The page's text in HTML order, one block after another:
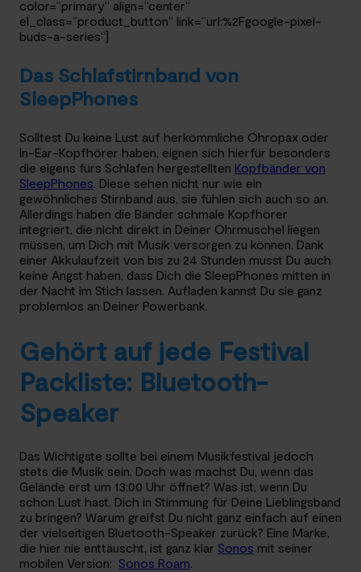
color=“primary“ align=“center“
el_class=“product_button“ link=“url:%2Fgoogle-pixel-
buds-a-series“]
Das Schlafstirnband von
SleepPhones
Solltest Du keine Lust auf herkömmliche Ohropax oder
In-Ear-Kopfhörer haben, eignen sich hierfür besonders
die eigens fürs Schlafen hergestellten Kopfbänder von
SleepPhones. Diese sehen nicht nur wie ein
gewöhnliches Stirnband aus, sie fühlen sich auch so an.
Allerdings haben die Bänder schmale Kopfhörer
integriert, die nicht direkt in Deiner Ohrmuschel liegen
müssen, um Dich mit Musik versorgen zu können. Dank
einer Akkulaufzeit von bis zu 24 Stunden musst Du auch
keine Angst haben, dass Dich die SleepPhones mitten in
der Nacht im Stich lassen. Aufladen kannst Du sie ganz
problemlos an Deiner Powerbank.
Gehört auf jede Festival
Packliste: Bluetooth-
Speaker
Das Wichtigste sollte bei einem Musikfestival jedoch
stets die Musik sein. Doch was machst Du, wenn das
Gelände erst um 13:00 Uhr öffnet? Was ist, wenn Du
schon Lust hast, Dich in Stimmung für Deine Lieblingsband
zu bringen? Warum greifst Du nicht ganz einfach auf einen
der vielseitigen Bluetooth-Speaker zurück? Eine Marke,
die hier nie enttäuscht, ist ganz klar Sonos mit seiner
mobilen Version: Sonos Roam.